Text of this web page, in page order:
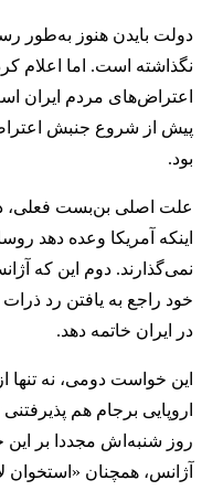
دولت بایدن هنوز به‌طور
نگذاشته است. اما اعلام
اعتراض‌های مردم ایران
پیش از شروع جنبش
بود.
علت اصلی بن‌بست فعلی،
اینکه آمریکا وعده دهد
نمی‌گذارند. دوم این‌ که
خود راجع به یافتن رد
در ایران خاتمه دهد.
این خواست دومی، نه
اروپایی برجام هم
روز شنبه‌اش مجددا بر
آژانس، همچنان